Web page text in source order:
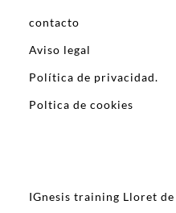
contacto
Aviso legal
Política de privacidad.
Poltica de cookies
IGnesis training Lloret